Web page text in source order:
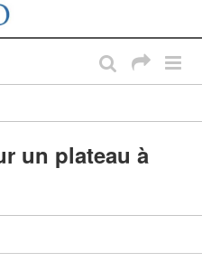
un plateau à